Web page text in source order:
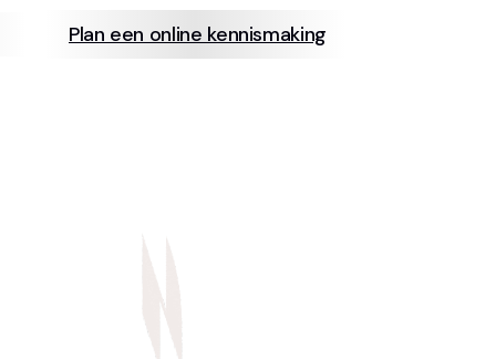
Plan een online kennismaking